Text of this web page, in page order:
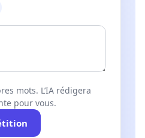
mots. L’IA rédigera
pour vous.